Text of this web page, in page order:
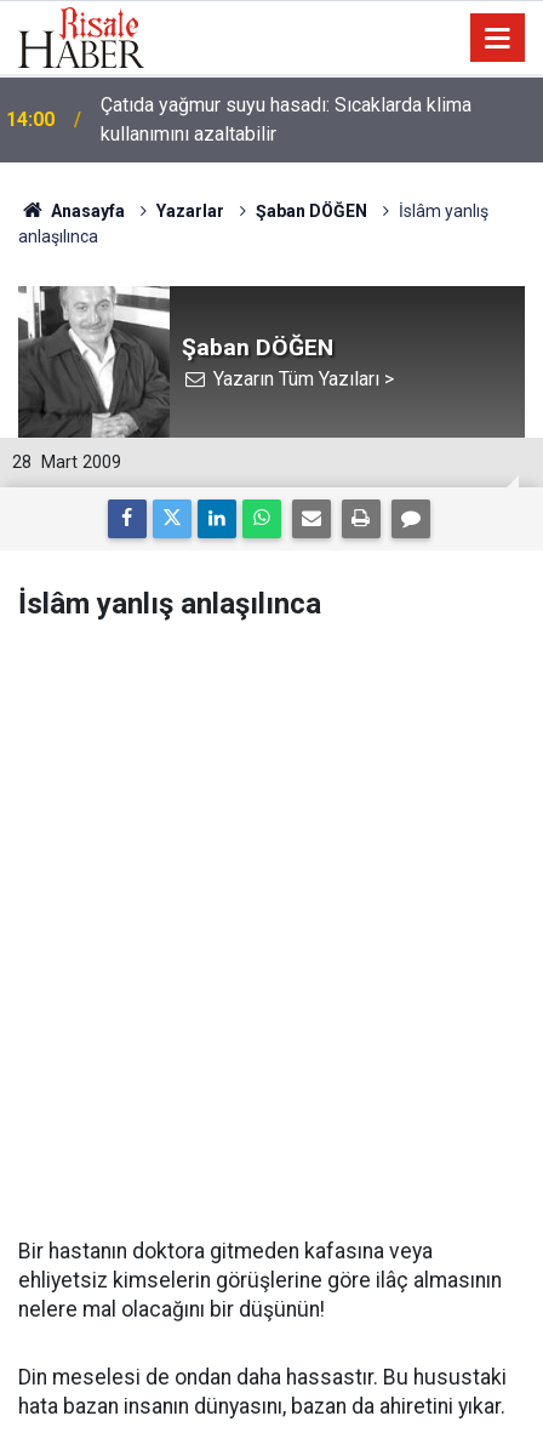
14:00
Çatıda yağmur suyu hasadı: Sıcaklarda klima
kullanımını azaltabilir
Anasayfa Yazarlar Şaban DÖĞEN
İslâm yanlış
anlaşılınca
Şaban DÖĞEN
Yazarın Tüm Yazıları >
28 Mart 2009
İslâm yanlış anlaşılınca
Bir hastanın doktora gitmeden kafasına veya
ehliyetsiz kimselerin görüşlerine göre ilâç almasının
nelere mal olacağını bir düşünün!
Din meselesi de ondan daha hassastır. Bu husustaki
hata bazan insanın dünyasını, bazan da ahiretini yıkar.